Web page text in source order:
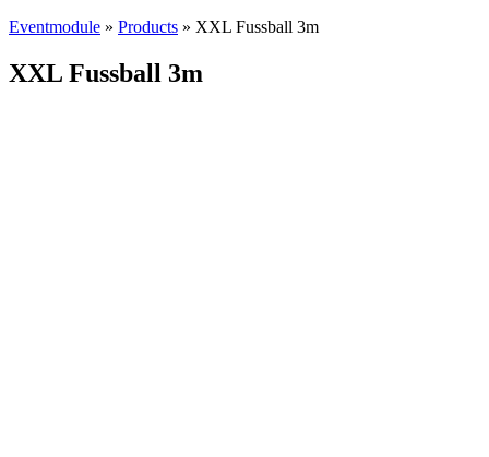
Eventmodule » Products » XXL Fussball 3m
XXL Fussball 3m